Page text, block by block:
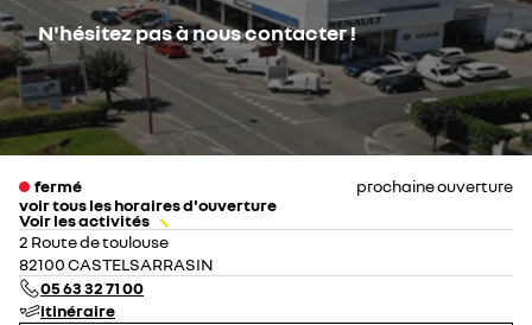
N'hésitez pas à nous contacter !
fermé
prochaine ouverture
voir tous les horaires d'ouverture
lundi
mardi
mercredi
jeudi
vendredi
Voir les activités
2 Route de toulouse
82100 CASTELSARRASIN
05 63 32 71 00
itinéraire